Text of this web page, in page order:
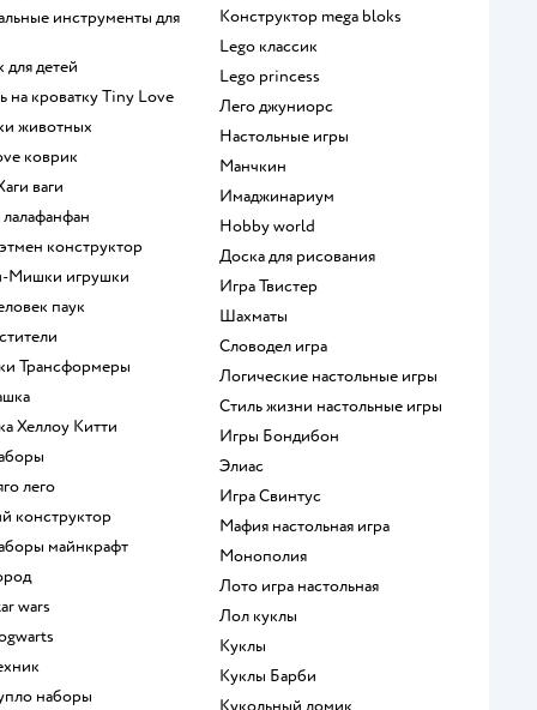
для детей
на кроватку Tiny Love
животных
коврик
ваги
лалафанфан
конструктор
Мишки игрушки
паук
Трансформеры
Хеллоу Китти
лего
конструктор
майнкрафт
wars
наборы
Конструктор mega bloks
Lego классик
Lego princess
Лего джуниорс
Настольные игры
Манчкин
Имаджинариум
Hobby world
Доска для рисования
Игра Твистер
Шахматы
Словодел игра
Логические настольные игры
Стиль жизни настольные игры
Игры Бондибон
Элиас
Игра Свинтус
Мафия настольная игра
Монополия
Лото игра настольная
Лол куклы
Куклы
Куклы Барби
Кукольный домик